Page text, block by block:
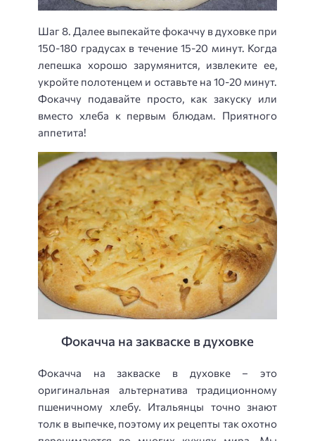
Шаг 8. Далее выпекайте фокаччу в духовке при
150-180 градусах в течение 15-20 минут. Когда
лепешка хорошо зарумянится, извлеките ее,
укройте полотенцем и оставьте на 10-20 минут.
Фокаччу подавайте просто, как закуску или
вместо хлеба к первым блюдам. Приятного
аппетита!
Фокачча на закваске в духовке
Фокачча на закваске в духовке – это
оригинальная альтернатива традиционному
пшеничному хлебу. Итальянцы точно знают
толк в выпечке, поэтому их рецепты так охотно